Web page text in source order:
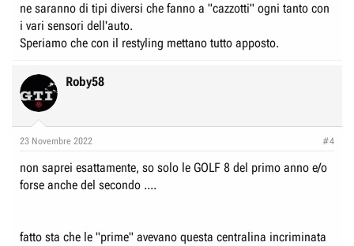
ne saranno di tipi diversi che fanno a "cazzotti" ogni tanto con
i vari sensori dell'auto.
Speriamo che con il restyling mettano tutto apposto.
Roby58
23 Novembre 2022 #4
non saprei esattamente, so solo le GOLF 8 del primo anno e/o
forse anche del secondo ....
fatto sta che le "prime" avevano questa centralina incriminata